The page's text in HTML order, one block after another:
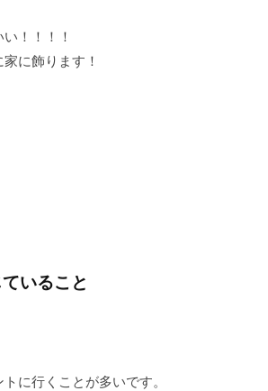
！！！！
に飾ります！
いること
に行くことが多いです。